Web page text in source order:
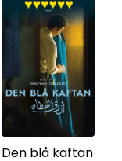
Den blå kaftan